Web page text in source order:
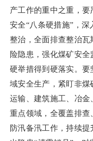
产工作的重中之重，
安全“八条硬措施”，
整治，全面排查整治
险隐患，强化煤矿安
硬举措得到硬落实。
域安全生产，紧盯非煤
运输、建筑施工、冶
重点领域，全覆盖排
防汛备汛工作，持续